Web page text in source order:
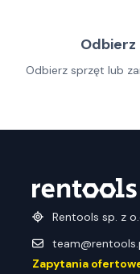
Odbierz sprzęt lub
Rentools sp. z
Zapytania